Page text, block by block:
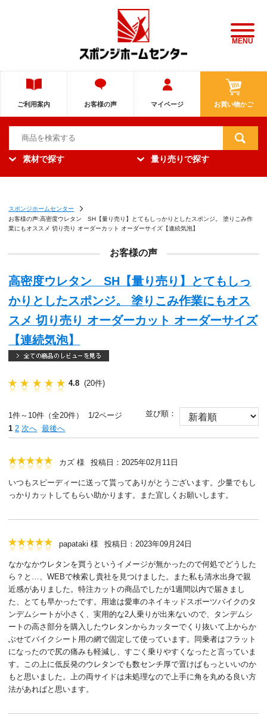
MENU
お買い物かご
マイページ
お客様の声
ご利用案内
素材で探す 量り売りで探す
スポンジホームセンター
お客様の声:高密度ウレタン SH【量り売り】とてもしっかりとしたスポンジ。 塗りこみ作
業にもオススメ 切り売り オーダーカット オーダーサイズ【連続気泡】
お客様の声
高密度ウレタン SH【量り売り】とてもしっ
かりとしたスポンジ。 塗りこみ作業にもオス
スメ 切り売り オーダーカット オーダーサイズ
【連続気泡】
4.8 (20件)
1件～10件（全20件） 1/2ページ
1 2 次へ 最後へ
並び順：
カズ 様 投稿日：2025年02月11日
いつもスピーディーに送って貰ってありがとうございます。少量でもし
っかりカットしてもらい助かります。また宜しくお願いします。
papataki 様 投稿日：2023年09月24日
なかなかウレタンを買うというイメージが無かったので何処でどうした
ら？と…、WEBで検索し貴社を見つけました。また私も清水出身で親
近感がありました。特注カットの商品でしたが1週間以内で届きまし
た、とても早かったです。用途は愛車のネイキッドスポーツバイクのタ
ンデムシートが小さく、実用的な2人乗りが出来ないので、タンデムシ
ートの高さ部分を購入したウレタンからカッターでくり抜いて上からか
ぶせてバイクシート用の網で固定して使っています。同乗者はフラット
になったので尻の痛みも軽減し、すごく乗りやすくなったと言っていま
す。この上に低反発のウレタンでも数センチ厚で置けばもっといいのか
もと思いました。上の両サイドは未処理なので上手に角を丸める良い方
法があればと思います。